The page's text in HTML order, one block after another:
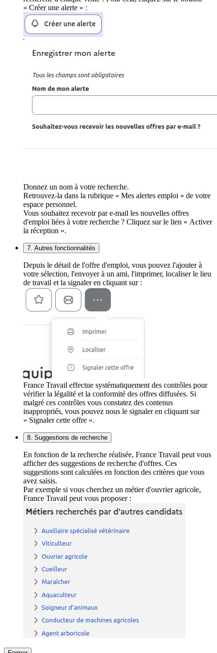
« Créer une alerte » :
Donnez un nom à votre recherche.
Retrouvez-la dans la rubrique « Mes alertes emploi » de votre
espace personnel.
Vous souhaitez recevoir par e-mail les nouvelles offres
d'emploi liées à votre recherche ? Cliquez sur le lien « Activer
la réception ».
7. Autres fonctionnalités
Depuis le détail de l'offre d'emploi, vous pouvez l'ajouter à
votre sélection, l'envoyer à un ami, l'imprimer, localiser le lieu
de travail et la signaler en cliquant sur :
France Travail effectue systématiquement des contrôles pour
vérifier la légalité et la conformité des offres diffusées. Si
malgré ces contrôles vous constatez des contenus
inappropriés, vous pouvez nous le signaler en cliquant sur
« Signaler cette offre ».
8. Suggestions de recherche
En fonction de la recherche réalisée, France Travail peut vous
afficher des suggestions de recherche d'offres. Ces
suggestions sont calculées en fonction des critères que vous
avez saisis.
Par exemple si vous cherchez un métier d'ouvrier agricole,
France Travail peut vous proposer :